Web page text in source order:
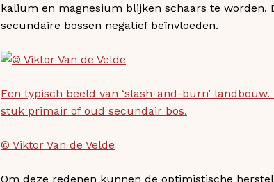
kalium en magnesium blijken schaars te worden.
secundaire bossen negatief beïnvloeden.
Een typisch beeld van ‘slash-and-burn’
stuk primair of oud secundair bos.
© Viktor Van de Velde
Om deze redenen kunnen de optimistische